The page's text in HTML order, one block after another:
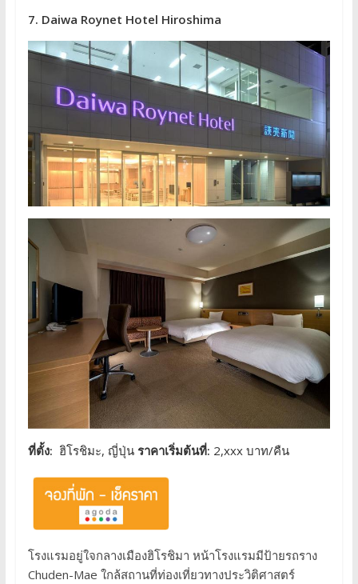
7. Daiwa Roynet Hotel Hiroshima
ที่ตั้ง: ฮิโรชิมะ, ญี่ปุ่น ราคาเริ่มต้นที่: 2,xxx บาท/คืน
โรงแรมอยู่ใจกลางเมืองฮิโรชิมา หน้าโรงแรมมีป้ายรถราง
Chuden-Mae ใกล้สถานที่ท่องเที่ยวทางประวิติศาสตร์